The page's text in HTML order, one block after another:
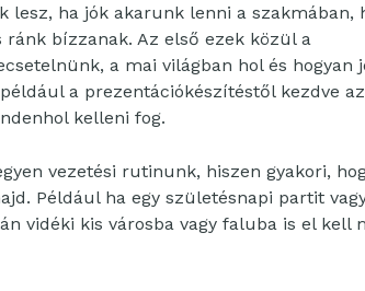
lesz, ha jók akarunk lenni a szakmában,
bízzanak. Az első ezek közül a
a mai világban hol és hogyan
a prezentációkészítéstől kezdve az
kelleni fog.
vezetési rutinunk, hiszen gyakori,
Például ha egy születésnapi partit
vidéki kis városba vagy faluba is el kell